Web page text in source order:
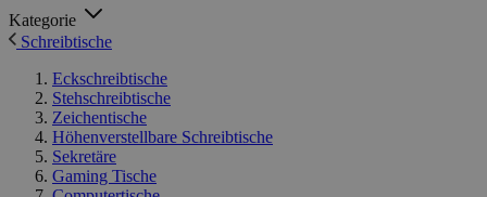
Kategorie
Schreibtische
Eckschreibtische
Stehschreibtische
Zeichentische
Höhenverstellbare Schreibtische
Sekretäre
Gaming Tische